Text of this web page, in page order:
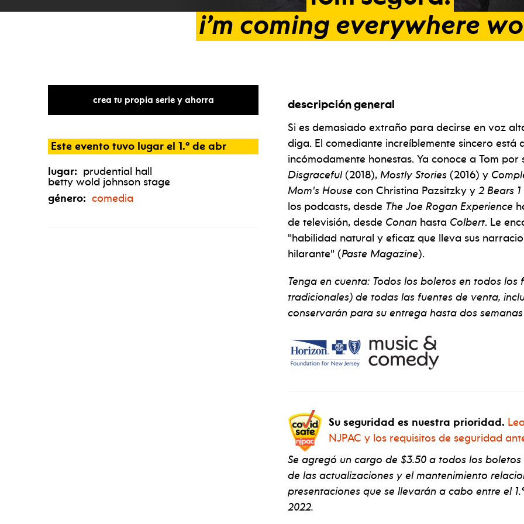
i’m coming everywhere
crea tu propia serie y ahorra
Este evento tuvo lugar el 1.º de abr
lugar: prudential hall
betty wold johnson stage
género: comedia
descripción general
Si es demasiado extraño para decirse en voz
diga. El comediante increíblemente sincero está
incómodamente honestas. Ya conoce a Tom
Disgraceful(2018), Mostly Stories (2016) y
Mom's House con Christina Pazsitzky y 2 Bears
los podcasts, desde The Joe Rogan Experience
de televisión, desde Conan hasta Colbert. Le
"habilidad natural y eficaz que lleva sus
hilarante" (Paste Magazine).
Tenga en cuenta: Todos los boletos en todos
tradicionales) de todas las fuentes de venta,
conservarán para su entrega hasta dos
Su seguridad es nuestra prioridad.
NJPAC y los requisitos de seguridad
Se agregó un cargo de $3.50 a todos los
de las actualizaciones y el mantenimiento
presentaciones que se llevarán a cabo entre el
2022.